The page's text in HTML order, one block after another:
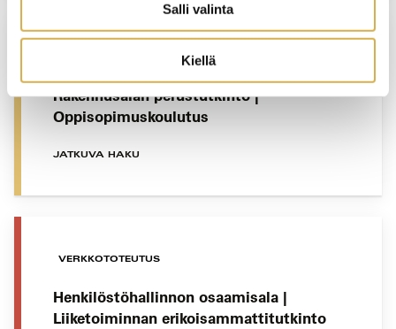
Salli valinta
Kiellä
Rakennusalan perustutkinto |
Oppisopimuskoulutus
JATKUVA HAKU
VERKKOTOTEUTUS
Henkilöstöhallinnon osaamisala |
Liiketoiminnan erikoisammattitutkinto